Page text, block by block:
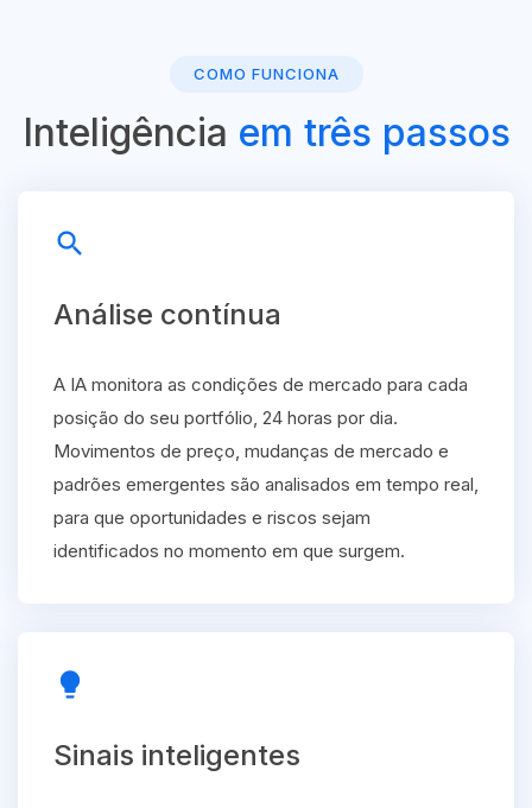
COMO FUNCIONA
Inteligência em três passos
search
Análise contínua
A IA monitora as condições de mercado para cada
posição do seu portfólio, 24 horas por dia.
Movimentos de preço, mudanças de mercado e
padrões emergentes são analisados em tempo real,
para que oportunidades e riscos sejam
identificados no momento em que surgem.
lightbulb
Sinais inteligentes